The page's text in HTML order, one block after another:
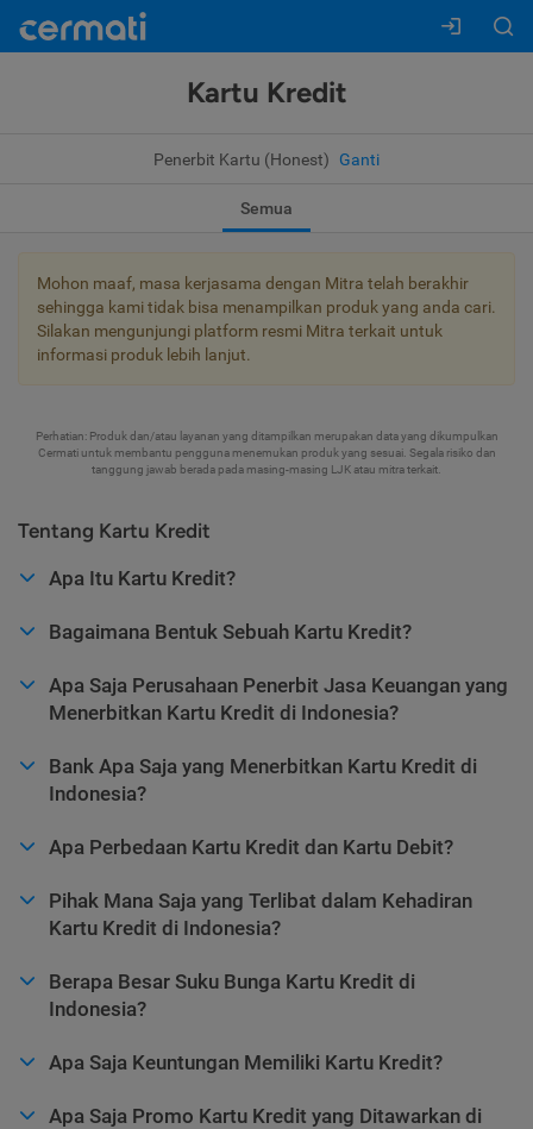
Kartu Kredit
Penerbit Kartu (Honest) Ganti
Semua
Mohon maaf, masa kerjasama dengan Mitra telah berakhir
sehingga kami tidak bisa menampilkan produk yang anda cari.
Silakan mengunjungi platform resmi Mitra terkait untuk
informasi produk lebih lanjut.
Perhatian: Produk dan/atau layanan yang ditampilkan merupakan data yang dikumpulkan
Cermati untuk membantu pengguna menemukan produk yang sesuai. Segala risiko dan
tanggung jawab berada pada masing-masing LJK atau mitra terkait.
Tentang Kartu Kredit
Apa Itu Kartu Kredit?
Bagaimana Bentuk Sebuah Kartu Kredit?
Apa Saja Perusahaan Penerbit Jasa Keuangan yang
Menerbitkan Kartu Kredit di Indonesia?
Bank Apa Saja yang Menerbitkan Kartu Kredit di
Indonesia?
Apa Perbedaan Kartu Kredit dan Kartu Debit?
Pihak Mana Saja yang Terlibat dalam Kehadiran
Kartu Kredit di Indonesia?
Berapa Besar Suku Bunga Kartu Kredit di
Indonesia?
Apa Saja Keuntungan Memiliki Kartu Kredit?
Apa Saja Promo Kartu Kredit yang Ditawarkan di